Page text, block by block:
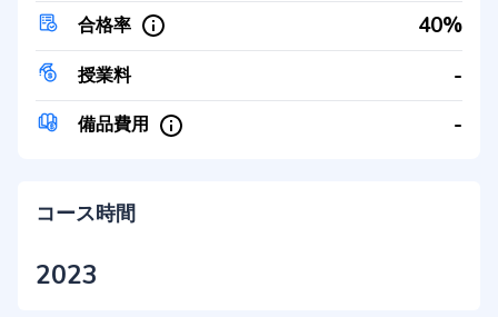
合格率 40%
授業料 -
備品費用 -
コース時間
2023